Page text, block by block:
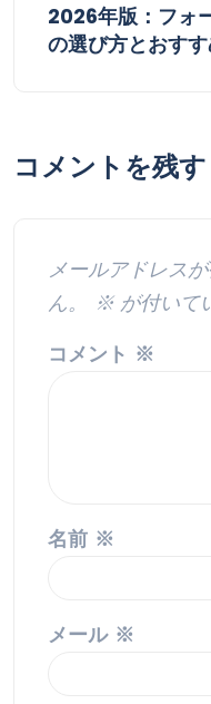
2026年版：フォ
の選び方とおす
コメントを残す
メールアドレス
ん。
※が付いて
コメント ※
名前 ※
メール ※